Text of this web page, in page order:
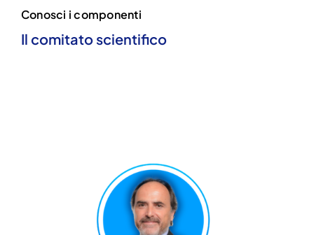
Conosci i componenti
Il comitato scientifico